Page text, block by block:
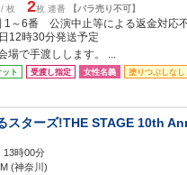
/ 枚 2枚 連番 【バラ売り不可】
1～6番 公演中止等による返金対応
12時30分発送予定
場で手渡しします。 ...
ト 受渡し指定 女性名義
塗りつぶしなし
スターズ!THE STAGE 10th
13時00分
(神奈川)